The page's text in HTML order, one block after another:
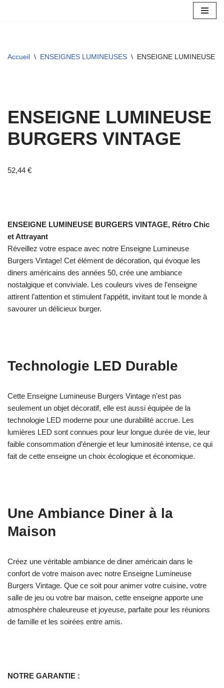
Accueil \ ENSEIGNES LUMINEUSES \ ENSEIGNE LUMINEUSE
ENSEIGNE LUMINEUSE
BURGERS VINTAGE
52,44 €
ENSEIGNE LUMINEUSE BURGERS VINTAGE, Rétro Chic
et Attrayant
Réveillez votre espace avec notre Enseigne Lumineuse
Burgers Vintage! Cet élément de décoration, qui évoque les
diners américains des années 50, crée une ambiance
nostalgique et conviviale. Les couleurs vives de l’enseigne
attirent l’attention et stimulent l’appétit, invitant tout le monde à
savourer un délicieux burger.
Technologie LED Durable
Cette Enseigne Lumineuse Burgers Vintage n’est pas
seulement un objet décoratif, elle est aussi équipée de la
technologie LED moderne pour une durabilité accrue. Les
lumières LED sont connues pour leur longue durée de vie, leur
faible consommation d’énergie et leur luminosité intense, ce qui
fait de cette enseigne un choix écologique et économique.
Une Ambiance Diner à la
Maison
Créez une véritable ambiance de diner américain dans le
confort de votre maison avec notre Enseigne Lumineuse
Burgers Vintage. Que ce soit pour animer votre cuisine, votre
salle de jeu ou votre bar maison, cette enseigne apporte une
atmosphère chaleureuse et joyeuse, parfaite pour les réunions
de famille et les soirées entre amis.
NOTRE GARANTIE :